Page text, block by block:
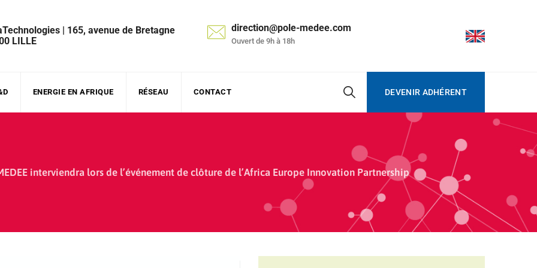
| 165, avenue de Bretagne
LILLE
direction@pole-medee.com
Ouvert de 9h à 18h
ENERGIE EN AFRIQUE RÉSEAU CONTACT DEVENIR ADHÉRENT
interviendra lors de l’événement de clôture de l’Africa Europe Innovation Partnership